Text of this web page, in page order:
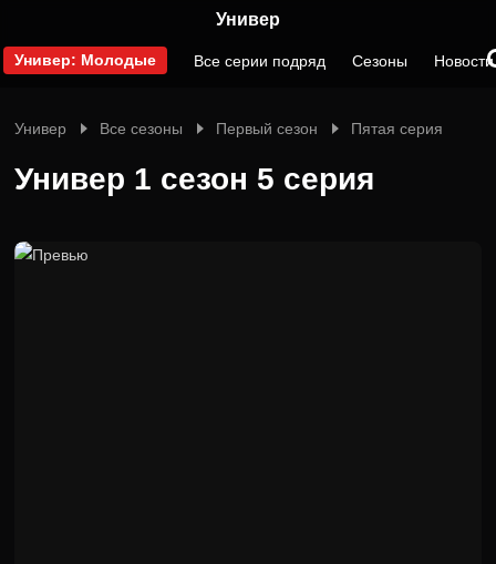
Универ
Универ: Молодые Все серии подряд Сезоны Новости
Универ Все сезоны Первый сезон Пятая серия
Универ 1 сезон 5 серия